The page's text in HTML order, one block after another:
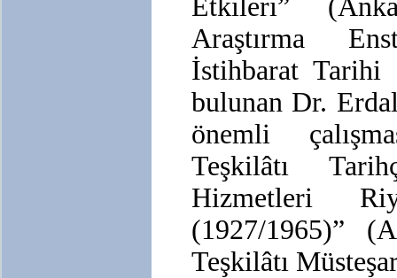
Etkileri”
Araştırma
İstihbarat Tarihi
bulunan Dr.
önemli
Teşkilâtı
Hizmetleri
(1927/1965)”
Teşkilâtı